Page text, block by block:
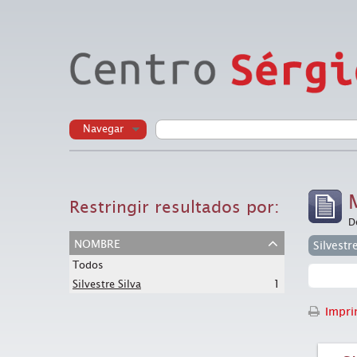
Navegar
Restringir resultados por:
nombre
Todos
Silvestre Silva
1